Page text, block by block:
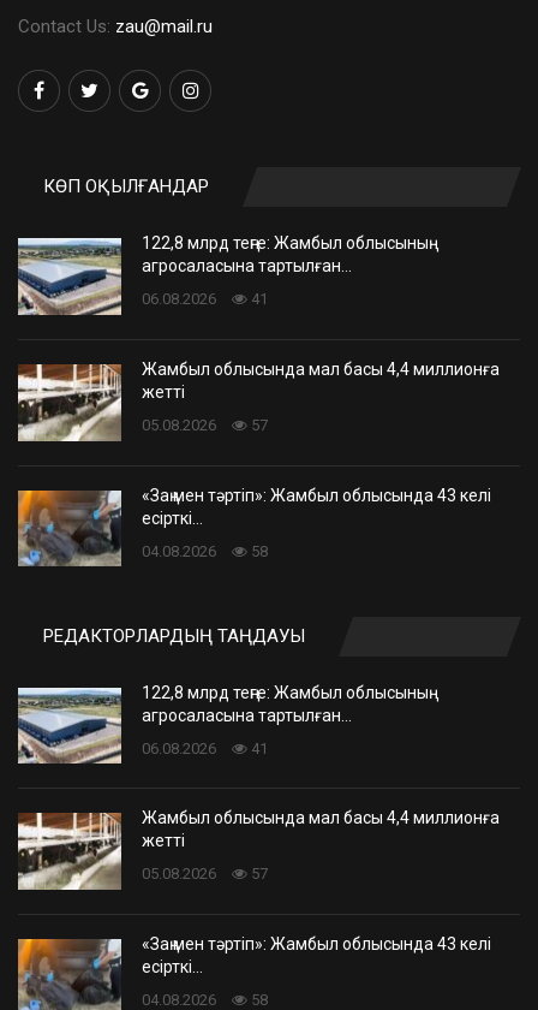
Contact Us: zau@mail.ru
КӨП ОҚЫЛҒАНДАР
122,8 млрд теңге: Жамбыл облысының
агросаласына тартылған…
06.08.2026 41
Жамбыл облысында мал басы 4,4 миллионға
жетті
05.08.2026 57
«Заң мен тәртіп»: Жамбыл облысында 43 келі
есірткі…
04.08.2026 58
РЕДАКТОРЛАРДЫҢ ТАҢДАУЫ
122,8 млрд теңге: Жамбыл облысының
агросаласына тартылған…
06.08.2026 41
Жамбыл облысында мал басы 4,4 миллионға
жетті
05.08.2026 57
«Заң мен тәртіп»: Жамбыл облысында 43 келі
есірткі…
04.08.2026 58